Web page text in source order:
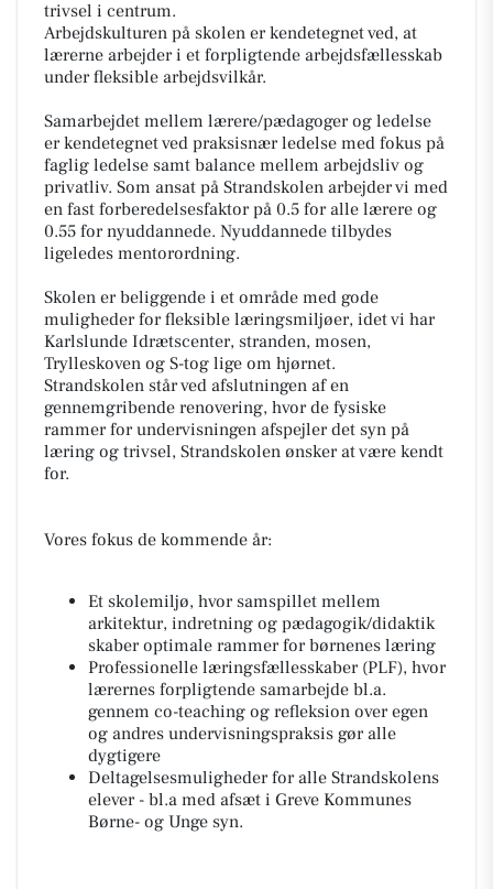
trivsel i centrum.
Arbejdskulturen på skolen er kendetegnet ved, at
lærerne arbejder i et forpligtende arbejdsfællesskab
under fleksible arbejdsvilkår.
Samarbejdet mellem lærere/pædagoger og ledelse
er kendetegnet ved praksisnær ledelse med fokus på
faglig ledelse samt balance mellem arbejdsliv og
privatliv. Som ansat på Strandskolen arbejder vi med
en fast forberedelsesfaktor på 0.5 for alle lærere og
0.55 for nyuddannede. Nyuddannede tilbydes
ligeledes mentorordning.
Skolen er beliggende i et område med gode
muligheder for fleksible læringsmiljøer, idet vi har
Karlslunde Idrætscenter, stranden, mosen,
Trylleskoven og S-tog lige om hjørnet.
Strandskolen står ved afslutningen af en
gennemgribende renovering, hvor de fysiske
rammer for undervisningen afspejler det syn på
læring og trivsel, Strandskolen ønsker at være kendt
for.
Vores fokus de kommende år:
Et skolemiljø, hvor samspillet mellem
arkitektur, indretning og pædagogik/didaktik
skaber optimale rammer for børnenes læring
Professionelle læringsfællesskaber (PLF), hvor
lærernes forpligtende samarbejde bl.a.
gennem co-teaching og refleksion over egen
og andres undervisningspraksis gør alle
dygtigere
Deltagelsesmuligheder for alle Strandskolens
elever - bl.a med afsæt i Greve Kommunes
Børne- og Unge syn.